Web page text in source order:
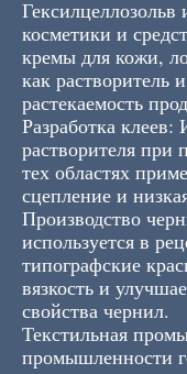
Гексилцеллозольв
косметики и
кремы для кожи,
как растворитель
растекаемость
Разработка клеев:
растворителя при
тех областях
сцепление и
Производство
используется в
типографские
вязкость и
свойства чернил.
Текстильная
промышленности